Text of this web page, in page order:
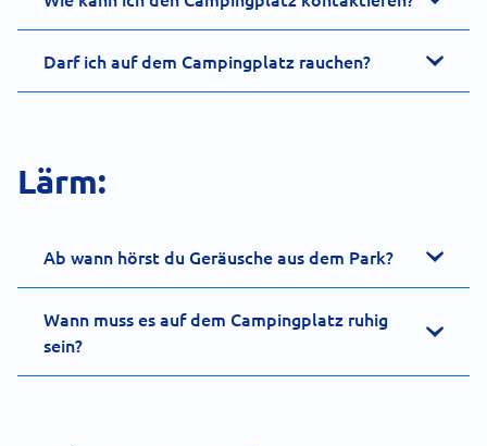
Darf ich auf dem Campingplatz rauchen?
Lärm:
Ab wann hörst du Geräusche aus dem Park?
Wann muss es auf dem Campingplatz ruhig
sein?